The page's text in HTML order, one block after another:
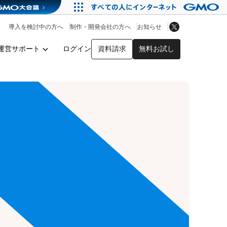
営サポート ログイン 資料請求 無料お試し
導入を検討中の方へ 制作・開発会社の方へ お知らせ
アプリストア